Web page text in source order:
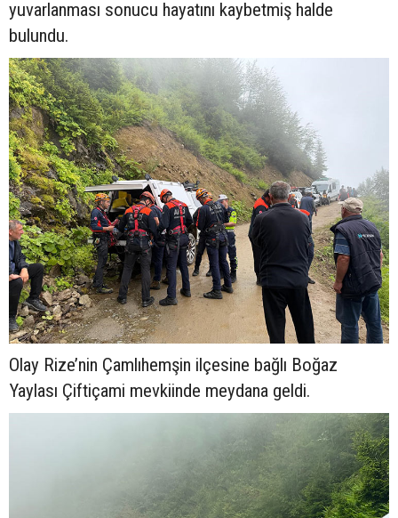
yuvarlanması sonucu hayatını kaybetmiş halde
bulundu.
Olay Rize’nin Çamlıhemşin ilçesine bağlı Boğaz
Yaylası Çiftiçami mevkiinde meydana geldi.